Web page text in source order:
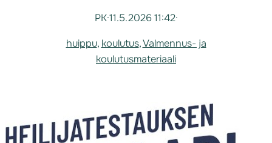
PK·11.5.2026 11:42·
huippu, koulutus, Valmennus- ja
koulutusmateriaali